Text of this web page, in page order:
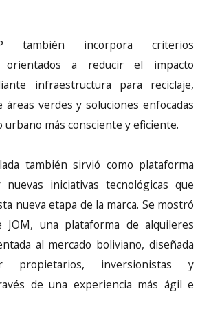
también incorpora criterios
orientados a reducir el impacto
infraestructura para reciclaje,
áreas verdes y soluciones enfocadas
más consciente y eficiente.
también sirvió como plataforma
iniciativas tecnológicas que
nueva etapa de la marca. Se mostró
JOM, una plataforma de alquileres
al mercado boliviano, diseñada
propietarios, inversionistas y
de una experiencia más ágil e